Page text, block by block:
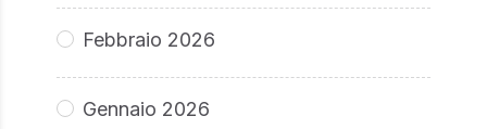
Febbraio 2026
Gennaio 2026